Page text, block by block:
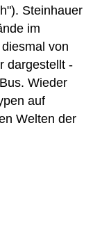
Steinhauer
im
von
dargestellt -
Wieder
auf
Welten der